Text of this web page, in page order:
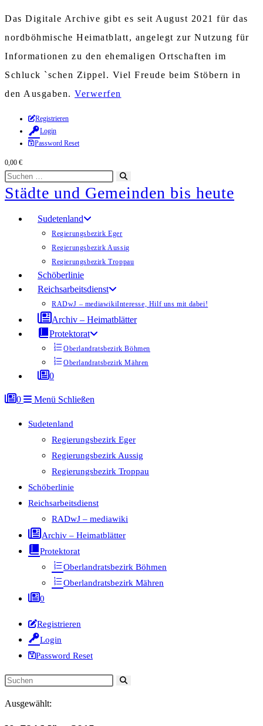
Das Digitale Archive gibt es seit August 2021 für das
nordböhmische Heimatblatt, angelegt zur Nutzung für
Informationen zu den ehemaligen Ortschaften im
Schluck `schen Zippel. Viel Freude beim Stöbern in
den Ausgaben. Verwerfen
Zum
Inhalt
springen
Registrieren
Login
Password Reset
0,00 €
Diese
Website
durchsuchen
starten
Städte und Gemeinden bis heute
Sudetenland
Regierungsbezirk Eger
Regierungsbezirk Aussig
Regierungsbezirk Troppau
Schöberlinie
Reichsarbeitsdienst
RADwJ – mediawikiInteresse, Hilf uns mit dabei!
Archiv – Heimatblätter
Protektorat
Oberlandratsbezirk Böhmen
Oberlandratsbezirk Mähren
0
0 Menü Schließen
Sudetenland
Regierungsbezirk Eger
Regierungsbezirk Aussig
Regierungsbezirk Troppau
Schöberlinie
Reichsarbeitsdienst
RADwJ – mediawiki
Archiv – Heimatblätter
Protektorat
Oberlandratsbezirk Böhmen
Oberlandratsbezirk Mähren
0
Registrieren
Login
Password Reset
Diese
durchsuchen
Ausgewählt: